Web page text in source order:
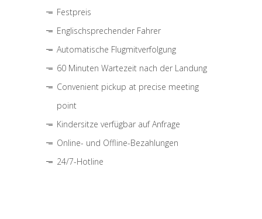
Festpreis
Englischsprechender Fahrer
Automatische Flugmitverfolgung
60 Minuten Wartezeit nach der Landung
Convenient pickup at precise meeting
point
Kindersitze verfügbar auf Anfrage
Online- und Offline-Bezahlungen
24/7-Hotline